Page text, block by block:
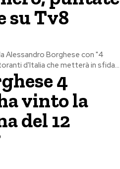
su Tv8
Alessandro Borghese con "4
d'Italia che metterà in sfida...
4
vinto la
del 12